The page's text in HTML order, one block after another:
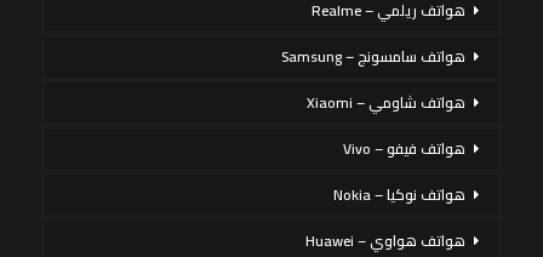
هواتف ريلمي – Realme
هواتف سامسونج – Samsung
هواتف شاومي – Xiaomi
هواتف فيفو – Vivo
هواتف نوكيا – Nokia
هواتف هواوي – Huawei